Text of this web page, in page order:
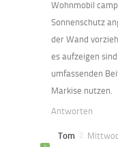
Wohnmobil
Sonnenschutz
der Wand
es aufzeigen
umfassenden
Markise nutzen.
Antworten
Tom